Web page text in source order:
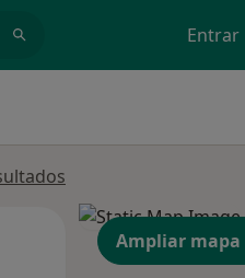
Entrar
Segunda-feira Ter,
Ampliar mapa